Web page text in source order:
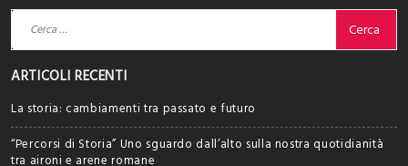
Ricerca
per:
ARTICOLI RECENTI
La storia: cambiamenti tra passato e futuro
“Percorsi di Storia” Uno sguardo dall’alto sulla nostra quotidianità
tra aironi e arene romane